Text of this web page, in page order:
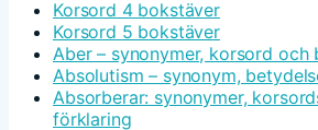
Korsord 4 bokstäver
Korsord 5 bokstäver
Aber – synonymer, korsord och
Absolutism – synonym,
Absorberar: synonymer,
förklaring